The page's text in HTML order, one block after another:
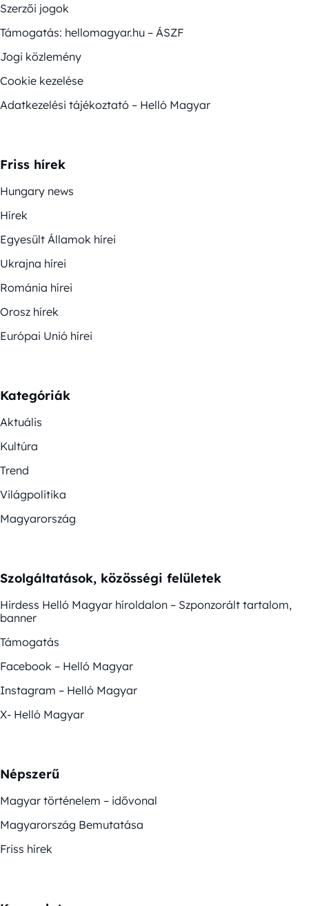
Szerzői jogok
Támogatás: hellomagyar.hu – ÁSZF
Jogi közlemény
Cookie kezelése
Adatkezelési tájékoztató – Helló Magyar
Friss hírek
Hungary news
Hírek
Egyesült Államok hírei
Ukrajna hírei
Románia hírei
Orosz hírek
Európai Unió hírei
Kategóriák
Aktuális
Kultúra
Trend
Világpolitika
Magyarország
Szolgáltatások, közösségi felületek
Hirdess Helló Magyar híroldalon – Szponzorált tartalom,
banner
Támogatás
Facebook – Helló Magyar
Instagram – Helló Magyar
X- Helló Magyar
Népszerű
Magyar történelem – idővonal
Magyarország Bemutatása
Friss hírek